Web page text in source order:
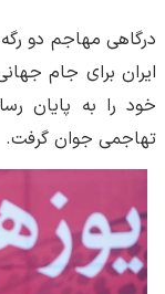
درگاهی مهاجم دو
تهاجمی جوان گرفت.